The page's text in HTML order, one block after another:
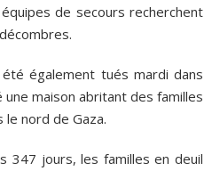
de secours recherchent
également tués mardi dans
maison abritant des familles
le nord de Gaza.
347 jours, les familles en deuil